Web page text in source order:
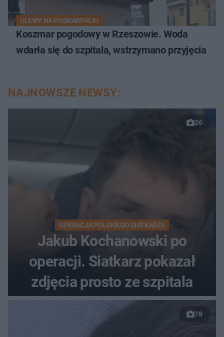
ULEWY NA PODKARPACIU
Koszmar pogodowy w Rzeszowie. Woda
wdarła się do szpitala, wstrzymano przyjęcia
NAJNOWSZE NEWSY:
26
OPERACJA POLSKIEGO SIATKARZA
Jakub Kochanowski po
operacji. Siatkarz pokazał
zdjęcia prosto ze szpitala
78